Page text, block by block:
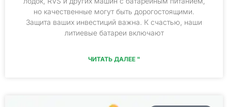
но качественные могут быть дорогостоящими.
Защита ваших инвестиций важна. К счастью, наши
литиевые батареи включают
ЧИТАТЬ ДАЛЕЕ "